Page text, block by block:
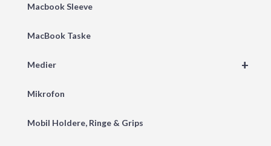
Macbook Sleeve
MacBook Taske
+
Medier
Mikrofon
Mobil Holdere, Ringe & Grips